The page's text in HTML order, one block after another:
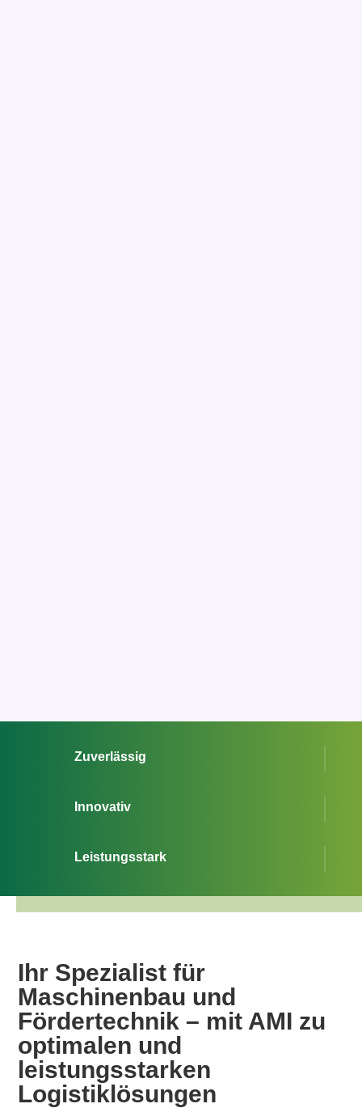
Zuverlässig
Innovativ
Leistungsstark
Ihr Spezialist für
Maschinenbau und
Fördertechnik – mit AMI zu
optimalen und
leistungsstarken
Logistiklösungen